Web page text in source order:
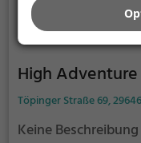
High
Töpinger Straße 69,
Keine